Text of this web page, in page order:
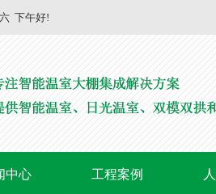
下午好!
中心 工程案例